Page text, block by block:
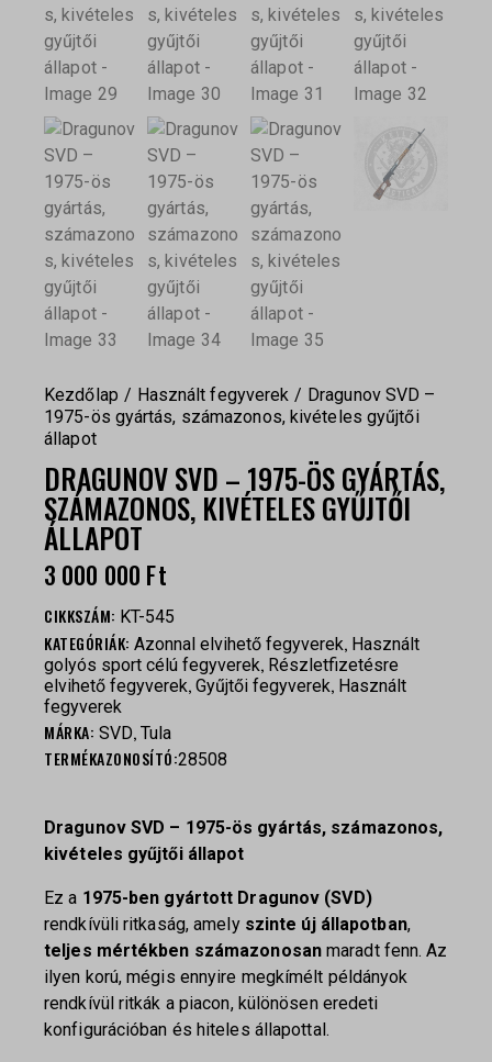
Kezdőlap Használt fegyverek
Dragunov SVD –
1975-ös gyártás, számazonos, kivételes gyűjtői
állapot
DRAGUNOV SVD – 1975-ÖS GYÁRTÁS,
SZÁMAZONOS, KIVÉTELES GYŰJTŐI
ÁLLAPOT
3 000 000 Ft
CIKKSZÁM: KT-545
KATEGÓRIÁK: Azonnal elvihető fegyverek, Használt
golyós sport célú fegyverek, Részletfizetésre
elvihető fegyverek, Gyűjtői fegyverek, Használt
fegyverek
MÁRKA: SVD, Tula
TERMÉKAZONOSÍTÓ:28508
Dragunov SVD – 1975-ös gyártás, számazonos,
kivételes gyűjtői állapot
Ez a 1975-ben gyártott Dragunov (SVD)
rendkívüli ritkaság, amely szinte új állapotban,
teljes mértékben számazonosanmaradt fenn. Az
ilyen korú, mégis ennyire megkímélt példányok
rendkívül ritkák a piacon, különösen eredeti
konfigurációban és hiteles állapottal.